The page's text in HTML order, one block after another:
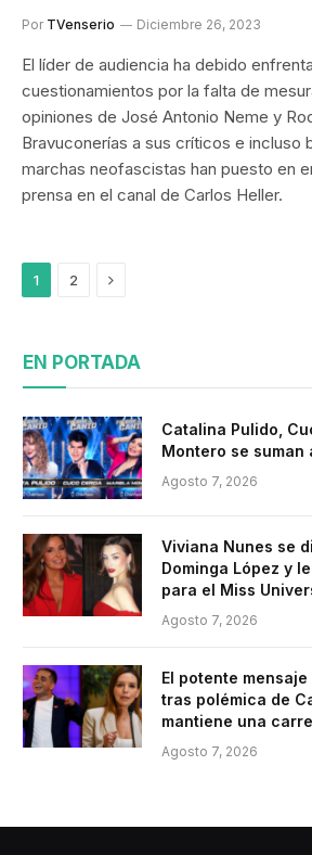
Por TVenserio Diciembre 26, 2023
El líder de audiencia ha debido
cuestionamientos por la falta de
opiniones de José Antonio Neme y
Bravuconerías a sus críticos e incluso
marchas neofascistas han puesto en
prensa en el canal de Carlos Heller.
1 2 Siguiente
EN PORTADA
Catalina Pulido,
Montero se suman
Agosto 7, 2026
Viviana Nunes se
Dominga López y
para el Miss
Agosto 7, 2026
El potente
tras polémica de
mantiene una
Agosto 7, 2026